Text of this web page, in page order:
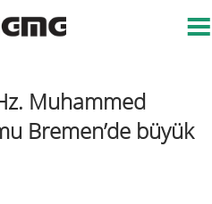
Muhammed
Bremen’de büyük